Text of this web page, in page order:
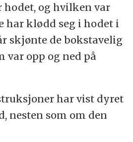
hodet, og hvilken var
har klødd seg i hodet i
skjønte de bokstavelig
var opp og ned på
har vist dyret
nesten som om den